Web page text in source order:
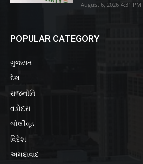
August 6, 2026 4:31 PM
POPULAR CATEGORY
ગુજરાત
દેશ
રાજનીતિ
વડોદરા
બોલીવૂડ
વિદેશ
અમદાવાદ